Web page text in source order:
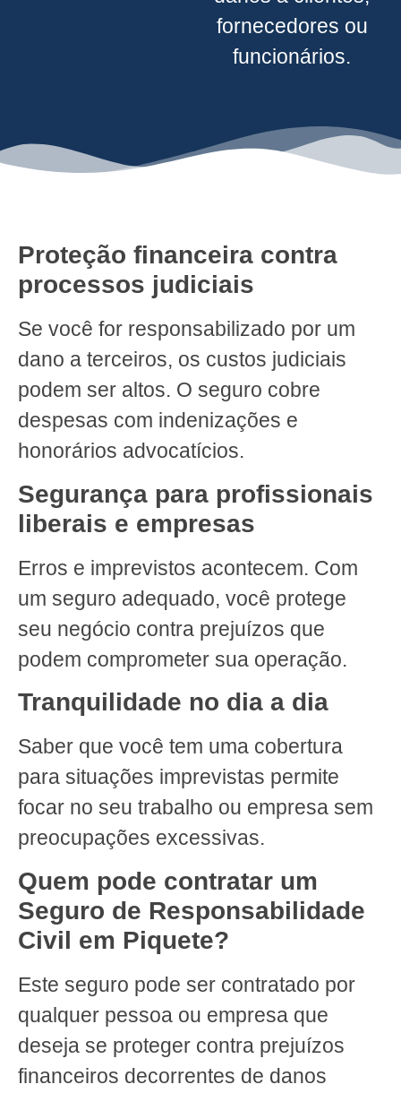
fornecedores ou
funcionários.
Proteção financeira contra
processos judiciais
Se você for responsabilizado por um
dano a terceiros, os custos judiciais
podem ser altos. O seguro cobre
despesas com indenizações e
honorários advocatícios.
Segurança para profissionais
liberais e empresas
Erros e imprevistos acontecem. Com
um seguro adequado, você protege
seu negócio contra prejuízos que
podem comprometer sua operação.
Tranquilidade no dia a dia
Saber que você tem uma cobertura
para situações imprevistas permite
focar no seu trabalho ou empresa sem
preocupações excessivas.
Quem pode contratar um
Seguro de Responsabilidade
Civil em Piquete?
Este seguro pode ser contratado por
qualquer pessoa ou empresa que
deseja se proteger contra prejuízos
financeiros decorrentes de danos